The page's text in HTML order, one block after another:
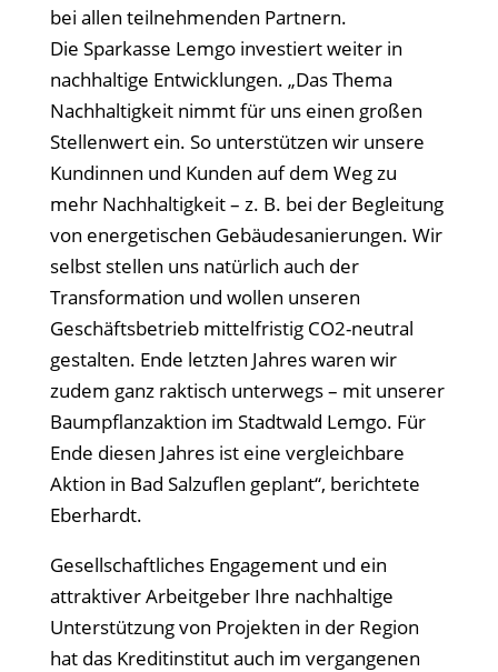
bei allen teilnehmenden Partnern.
Die Sparkasse Lemgo investiert weiter in
nachhaltige Entwicklungen. „Das Thema
Nachhaltigkeit nimmt für uns einen großen
Stellenwert ein. So unterstützen wir unsere
Kundinnen und Kunden auf dem Weg zu
mehr Nachhaltigkeit – z. B. bei der Begleitung
von energetischen Gebäudesanierungen. Wir
selbst stellen uns natürlich auch der
Transformation und wollen unseren
Geschäftsbetrieb mittelfristig CO2-neutral
gestalten. Ende letzten Jahres waren wir
zudem ganz raktisch unterwegs – mit unserer
Baumpflanzaktion im Stadtwald Lemgo. Für
Ende diesen Jahres ist eine vergleichbare
Aktion in Bad Salzuflen geplant“, berichtete
Eberhardt.
Gesellschaftliches Engagement und ein
attraktiver Arbeitgeber Ihre nachhaltige
Unterstützung von Projekten in der Region
hat das Kreditinstitut auch im vergangenen